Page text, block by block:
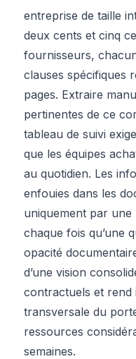
entreprise de taille
deux cents et cinq
fournisseurs,
clauses spécifiques
pages. Extraire
pertinentes de ce
tableau de suivi
que les équipes
au quotidien. Les
enfouies dans les
uniquement par
chaque fois qu’une
opacité
d’une vision
contractuels et rend
transversale du
ressources
semaines.